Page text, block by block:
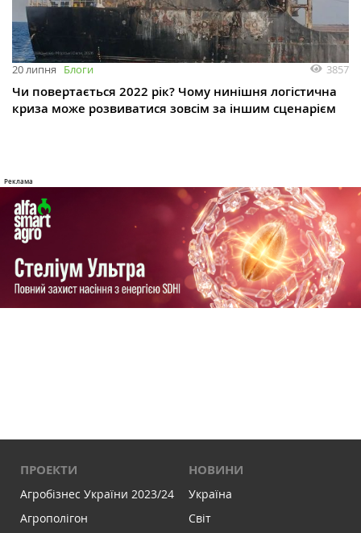
20 липня Блоги 3857
Чи повертається 2022 рік? Чому нинішня логістична
криза може розвиватися зовсім за іншим сценарієм
ПРОЕКТИ
Агробізнес України 2023/24
Агрополігон
НОВИНИ
Україна
Світ